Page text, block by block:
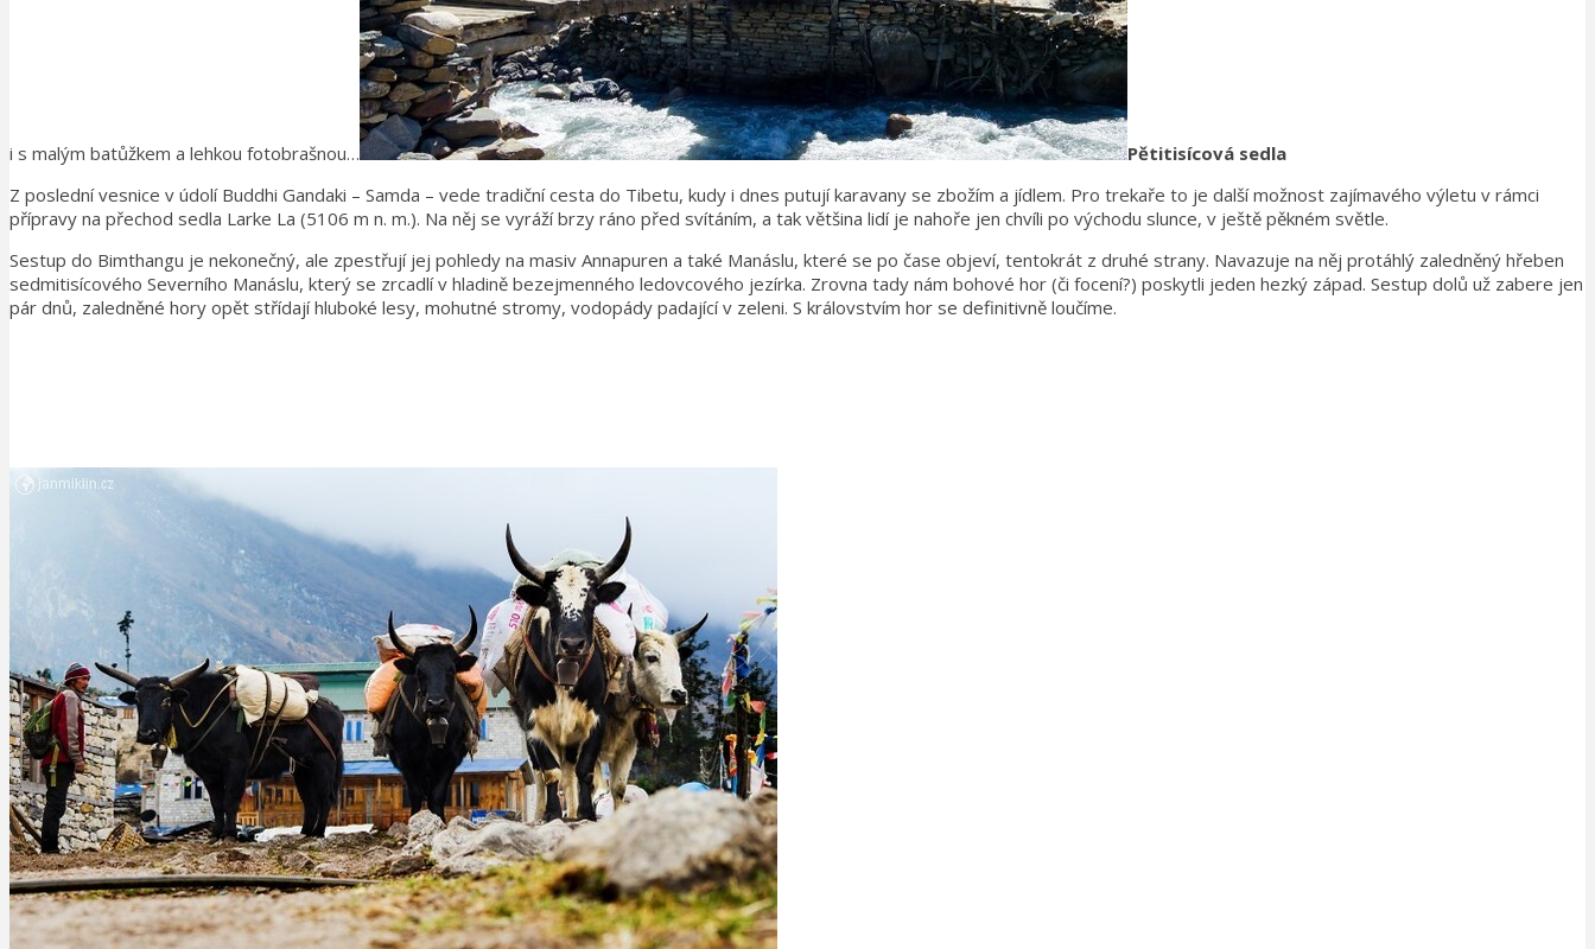
i s malým batůžkem a lehkou fotobrašnou…
Pětitisícová sedla
Z poslední vesnice v údolí Buddhi Gandaki – Samda – vede tradiční cesta do Tibetu, kudy i dnes putují karavany se zbožím a jídlem. Pro trekaře to je další možnost zajímavého výletu v rámci
přípravy na přechod sedla Larke La (5106 m n. m.). Na něj se vyráží brzy ráno před svítáním, a tak většina lidí je nahoře jen chvíli po východu slunce, v ještě pěkném světle.
Sestup do Bimthangu je nekonečný, ale zpestřují jej pohledy na masiv Annapuren a také Manáslu, které se po čase objeví, tentokrát z druhé strany. Navazuje na něj protáhlý zaledněný hřeben
sedmitisícového Severního Manáslu, který se zrcadlí v hladině bezejmenného ledovcového jezírka. Zrovna tady nám bohové hor (či focení?) poskytli jeden hezký západ. Sestup dolů už zabere jen
pár dnů, zaledněné hory opět střídají hluboké lesy, mohutné stromy, vodopády padající v zeleni. S královstvím hor se definitivně loučíme.